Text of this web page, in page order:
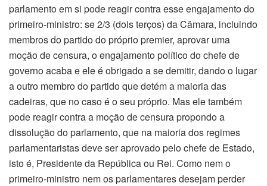
parlamento em si pode reagir contra esse engajamento do
primeiro-ministro: se 2/3 (dois terços) da Câmara, incluindo
membros do partido do próprio premier, aprovar uma
moção de censura, o engajamento político do chefe de
governo acaba e ele é obrigado a se demitir, dando o lugar
a outro membro do partido que detém a maioria das
cadeiras, que no caso é o seu próprio. Mas ele também
pode reagir contra a moção de censura propondo a
dissolução do parlamento, que na maioria dos regimes
parlamentaristas deve ser aprovado pelo chefe de Estado,
isto é, Presidente da República ou Rei. Como nem o
primeiro-ministro nem os parlamentares desejam perder